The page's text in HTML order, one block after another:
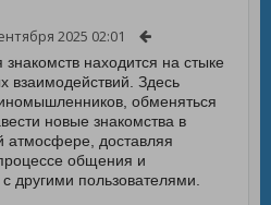
2025 02:01
находится на стыке
взаимодействий. Здесь
обменяться
новые знакомства в
атмосфере, доставляя
общения и
другими пользователями.